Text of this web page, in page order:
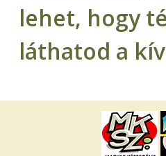
lehet, hogy
láthatod a